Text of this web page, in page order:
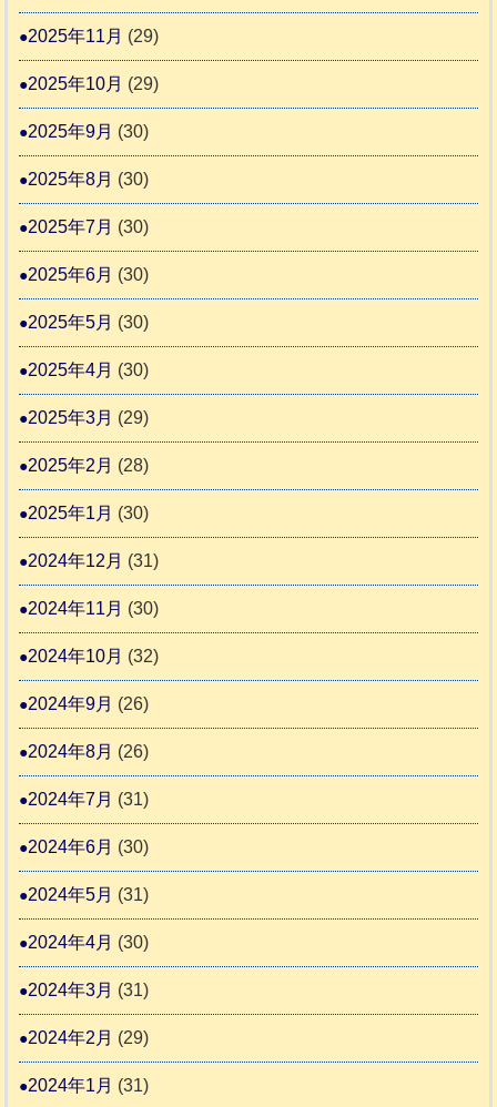
2025年11月 (29)
2025年10月 (29)
2025年9月 (30)
2025年8月 (30)
2025年7月 (30)
2025年6月 (30)
2025年5月 (30)
2025年4月 (30)
2025年3月 (29)
2025年2月 (28)
2025年1月 (30)
2024年12月 (31)
2024年11月 (30)
2024年10月 (32)
2024年9月 (26)
2024年8月 (26)
2024年7月 (31)
2024年6月 (30)
2024年5月 (31)
2024年4月 (30)
2024年3月 (31)
2024年2月 (29)
2024年1月 (31)